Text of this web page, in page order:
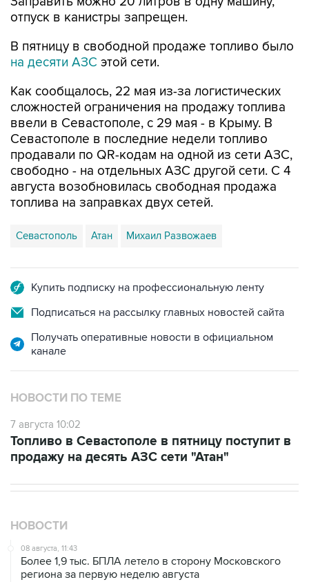
В пятницу в свободной продаже топливо было
Как сообщалось, 22 мая из-за логистических
ввели в Севастополе, с 29 мая - в Крыму. В
Севастополе в последние недели топливо
продавали по QR-кодам на одной из сети АЗС,
свободно - на отдельных АЗС другой сети. С 4
августа возобновилась свободная продажа
топлива на заправках двух сетей.
Севастополь Атан Михаил Развожаев
Подписаться на рассылку главных новостей сайта
Получать оперативные новости в официальном
НОВОСТИ ПО ТЕМЕ
7 августа 10:02
продажу на десять АЗС сети "Атан"
08 августа, 11:43
Более 1,9 тыс. БПЛА летело в сторону Московского
региона за первую неделю августа